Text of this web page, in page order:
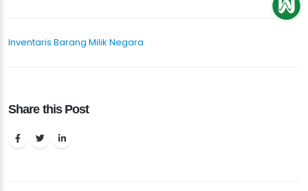
Inventaris Barang Milik Negara
Share this Post